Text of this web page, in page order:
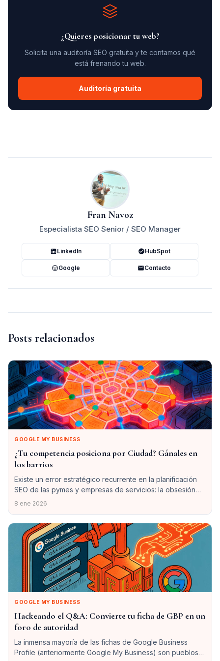
¿Quieres posicionar tu web?
Solicita una auditoría SEO gratuita y te contamos qué
está frenando tu web.
Auditoría gratuita
Fran Navoz
Especialista SEO Senior / SEO Manager
LinkedIn HubSpot
Google Contacto
Posts relacionados
GOOGLE MY BUSINESS
¿Tu competencia posiciona por Ciudad? Gánales en
los barrios
Existe un error estratégico recurrente en la planificación
SEO de las pymes y empresas de servicios: la obsesión
por la “Keyword de la Capital”. Todos quieren ser el
sangriento donde el coste por clic es obsceno por caro …
8 ene 2026
GOOGLE MY BUSINESS
Hackeando el Q&A: Convierte tu ficha de GBP en un
foro de autoridad
La inmensa mayoría de las fichas de Google Business
Profile (anteriormente Google My Business) son pueblos